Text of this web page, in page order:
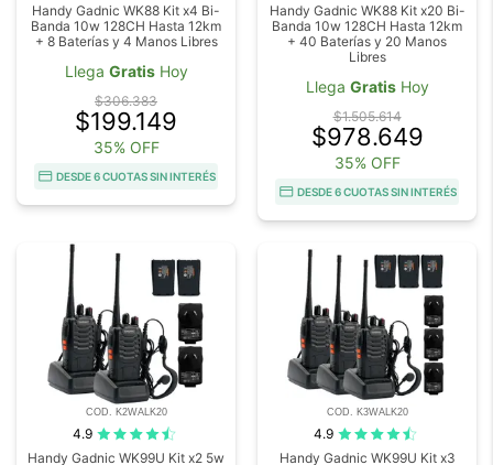
Handy Gadnic WK88 Kit x4 Bi-
Banda 10w 128CH Hasta 12km
+ 8 Baterías y 4 Manos Libres
Llega GratisHoy
$306.383
$199.149
35% OFF
DESDE 6 CUOTAS SIN INTERÉS
Handy Gadnic WK88 Kit x20 Bi-
Banda 10w 128CH Hasta 12km
+ 40 Baterías y 20 Manos
Libres
Llega GratisHoy
$1.505.614
$978.649
35% OFF
DESDE 6 CUOTAS SIN INTERÉS
COD. K2WALK20
4.9
Handy Gadnic WK99U Kit x2 5w
COD. K3WALK20
4.9
Handy Gadnic WK99U Kit x3